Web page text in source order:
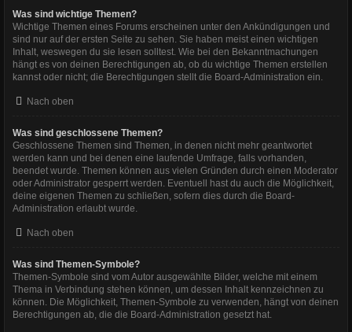
Was sind wichtige Themen?
Wichtige Themen eines Forums erscheinen unter den Ankündigungen und
sind nur auf der ersten Seite zu sehen. Sie haben meist einen wichtigen
Inhalt, weswegen du sie lesen solltest. Wie bei den Bekanntmachungen
hängt es von deinen Berechtigungen ab, ob du wichtige Themen erstellen
kannst oder nicht; die Berechtigungen stellt die Board-Administration ein.
Nach oben
Was sind geschlossene Themen?
Geschlossene Themen sind Themen, in denen nicht mehr geantwortet
werden kann und bei denen eine laufende Umfrage, falls vorhanden,
beendet wurde. Themen können aus vielen Gründen durch einen Moderator
oder Administrator gesperrt werden. Eventuell hast du auch die Möglichkeit,
deine eigenen Themen zu schließen, sofern dies durch die Board-
Administration erlaubt wurde.
Nach oben
Was sind Themen-Symbole?
Themen-Symbole sind vom Autor ausgewählte Bilder, welche mit einem
Thema in Verbindung stehen können, um dessen Inhalt kennzeichnen zu
können. Die Möglichkeit, Themen-Symbole zu verwenden, hängt von deinen
Berechtigungen ab, die die Board-Administration gesetzt hat.